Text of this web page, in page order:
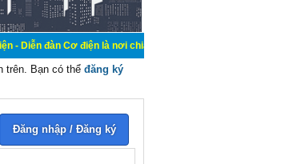
Cơ điện là nơi chia sẽ kiến thức kinh nghiệm trong lãnh
trên. Bạn có thể đăng ký
Đăng nhập / Đăng ký